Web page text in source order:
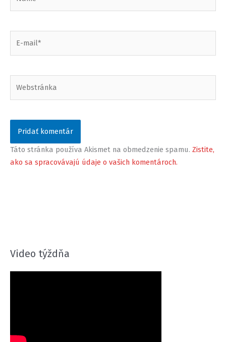
Táto stránka používa Akismet na obmedzenie spamu. Zistite,
ako sa spracovávajú údaje o vašich komentároch.
Video týždňa